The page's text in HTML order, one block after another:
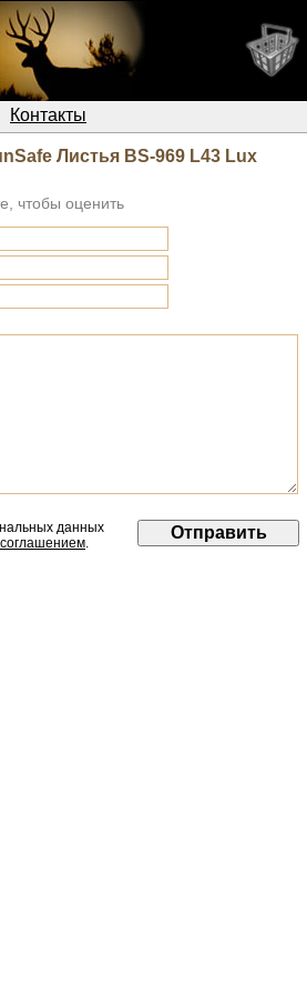
Контакты
Листья BS-969 L43 Lux
чтобы оценить
данных
.